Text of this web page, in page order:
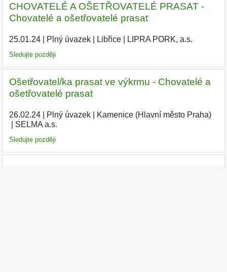
CHOVATELÉ A OŠETŘOVATELÉ PRASAT -
Chovatelé a ošetřovatelé prasat
25.01.24| Plný úvazek| Libřice| LIPRA PORK, a.s.
Sledujte později
Ošetřovatel/ka prasat ve výkrmu - Chovatelé a
ošetřovatelé prasat
26.02.24| Plný úvazek| Kamenice (Hlavní město Praha)|
SELMA a.s.
Sledujte později